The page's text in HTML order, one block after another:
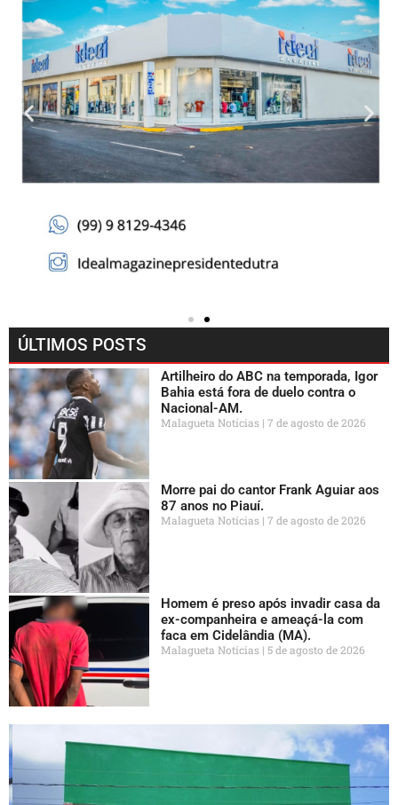
ÚLTIMOS POSTS
Artilheiro do ABC na temporada, Igor
Bahia está fora de duelo contra o
Nacional-AM.
Malagueta Notícias 7 de agosto de 2026
Morre pai do cantor Frank Aguiar aos
87 anos no Piauí.
Malagueta Notícias 7 de agosto de 2026
Homem é preso após invadir casa da
ex-companheira e ameaçá-la com
faca em Cidelândia (MA).
Malagueta Notícias 5 de agosto de 2026